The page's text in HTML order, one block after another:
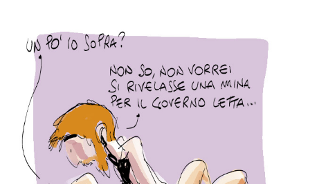
Economia
Sport
PODCAST
NEWSLETTER